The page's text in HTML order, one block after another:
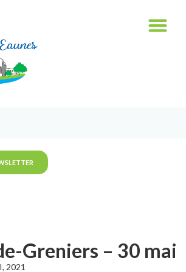
Greniers – 30 mai
2021